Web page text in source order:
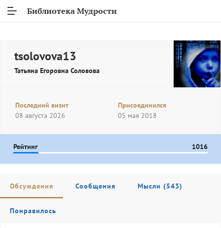
Библиотека Мудрости
tsolovova13
Татьяна Егоровна Соловова
Последний визит
08 августа 2026
Присоединился
05 мая 2018
Рейтинг 1016
Обсуждения Сообщения Мысли (543)
Понравилось